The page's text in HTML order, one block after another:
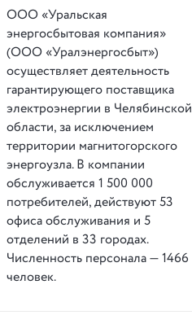
ООО «Уральская
энергосбытовая компания»
(ООО «Уралэнергосбыт»)
осуществляет деятельность
гарантирующего поставщика
электроэнергии в Челябинской
области, за исключением
территории магнитогорского
энергоузла. В компании
обслуживается 1 500 000
потребителей, действуют 53
офиса обслуживания и 5
отделений в 33 городах.
Численность персонала — 1466
человек.